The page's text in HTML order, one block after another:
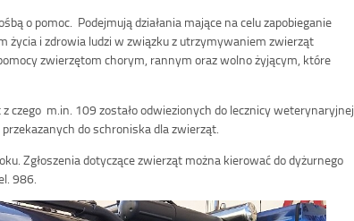
o pomoc. Podejmują działania mające na celu zapobieganie
życia i zdrowia ludzi w związku z utrzymywaniem zwierząt
zwierzętom chorym, rannym oraz wolno żyjącym, które
czego m.in. 109 zostało odwiezionych do lecznicy weterynaryjnej,
do schroniska dla zwierząt.
Zgłoszenia dotyczące zwierząt można kierować do dyżurnego
986.